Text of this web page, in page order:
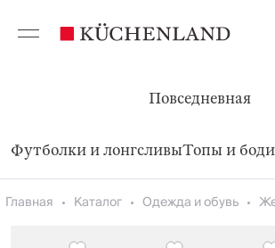
Повседневная
Футболки и лонгсливыТопы и боди
Главная Каталог Одежда и обувь